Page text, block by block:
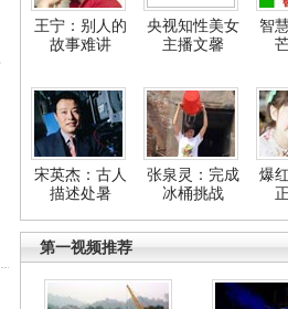
王宁：别人的
故事难讲
央视知性美女
主播文馨
智
宋英杰：古人
描述处暑
张泉灵：完成
冰桶挑战
爆
第一视频推荐